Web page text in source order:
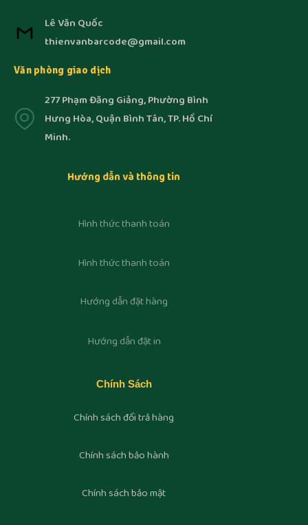
Lê Văn Quốc
thienvanbarcode@gmail.com
Văn phòng giao dịch
277 Phạm Đăng Giảng, Phường Bình
Hưng Hòa, Quận Bình Tân, TP. Hồ Chí
Minh.
Hướng dẫn và thông tin
Hình thức thanh toán
Hình thức thanh toán
Hướng dẫn đặt hàng
Hướng dẫn đặt in
Chính Sách
Chính sách đổi trả hàng
Chính sách bảo hành
Chính sách bảo mật